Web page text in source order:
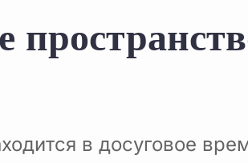
в досуговое